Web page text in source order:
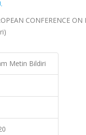
CONFERENCE
Metin Bildiri